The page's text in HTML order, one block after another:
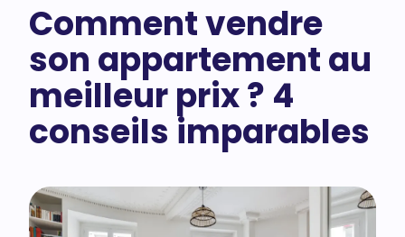
Comment vendre
son appartement au
meilleur prix ? 4
conseils imparables